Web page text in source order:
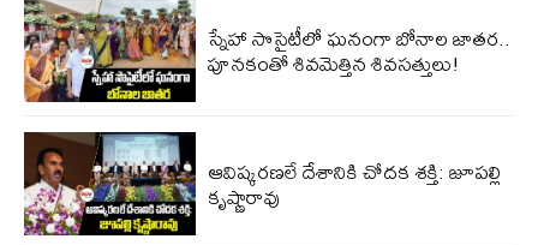
స్నేహా సొసైటీలో ఘనంగా బోనాల జాతర..
పూనకంతో శివమెత్తిన శివసత్తులు!
ఆవిష్కరణలే దేశానికి చోదక శక్తి: జూపల్లి
కృష్ణారావు